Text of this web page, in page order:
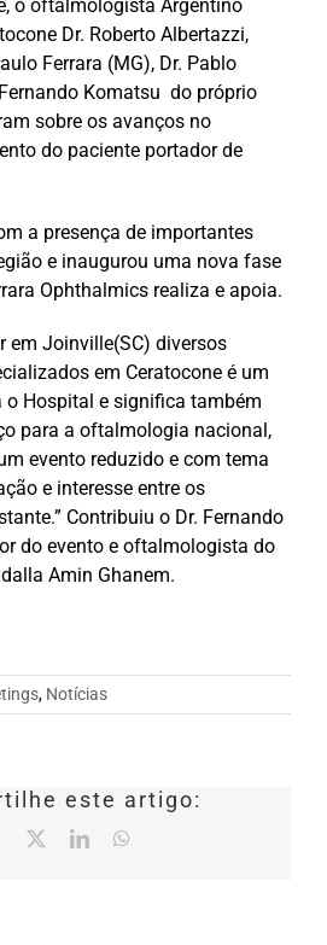
o oftalmologista Argentino
Dr. Roberto Albertazzi,
Ferrara (MG), Dr. Pablo
Komatsu do próprio
sobre os avanços no
do paciente portador de
a presença de importantes
e inaugurou uma nova fase
Ophthalmics realiza e apoia.
em Joinville(SC) diversos
em Ceratocone é um
Hospital e significa também
para a oftalmologia nacional,
evento reduzido e com tema
e interesse entre os
Contribuiu o Dr. Fernando
do evento e oftalmologista do
Amin Ghanem.
, Notícias
este artigo:
Facebook LinkedIn